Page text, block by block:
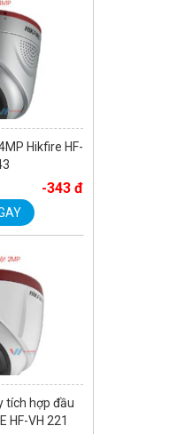
Hikfire HF-
-343 đ
tích hợp đầu
HF-VH 221